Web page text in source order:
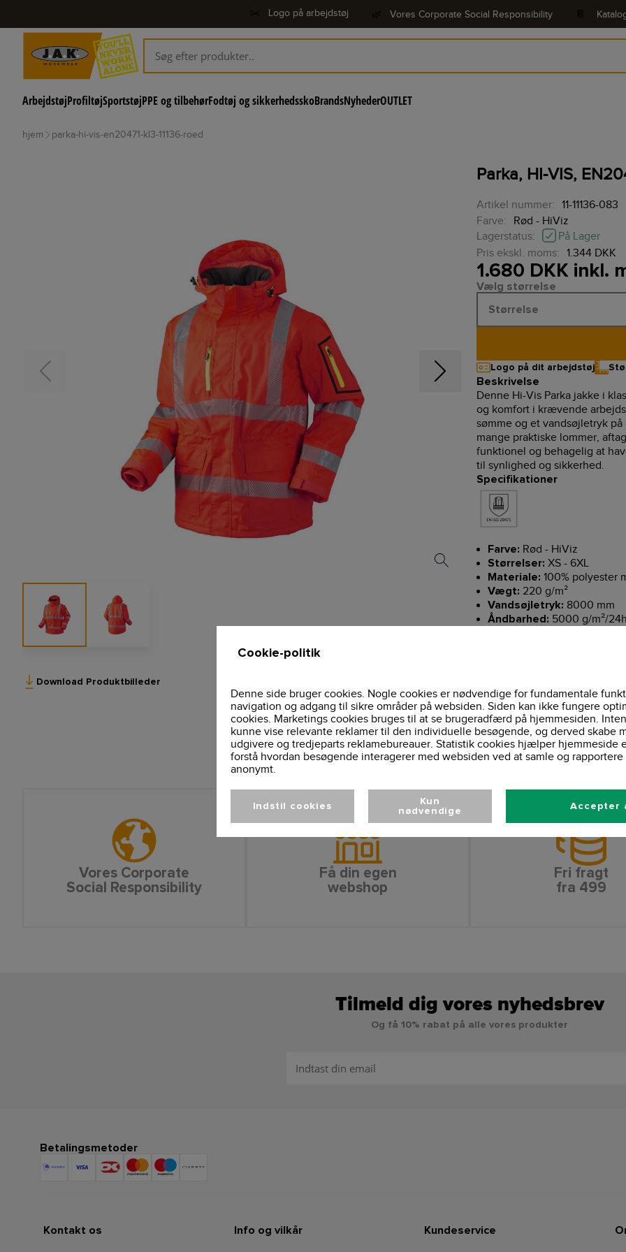
Logo på arbejdstøj Vores Corporate Social Responsibility
ArbejdstøjProfiltøjSportstøjPPE og tilbehørFodtøj og sikkerhedsskoBrandsNyhederOUTLET
hjem parka-hi-vis-en20471-kl3-11136-roed
Cookie-politik
Denne side bruger cookies. Nogle cookies er nødvendige for fundamentale
navigation og adgang til sikre områder på websiden. Siden kan ikke fungere
cookies. Marketings cookies bruges til at se brugeradfærd på hjemmesiden.
kunne vise relevante reklamer til den individuelle besøgende, og derved skabe
udgivere og tredjeparts reklamebureauer. Statistik cookies hjælper hjemmeside
forstå hvordan besøgende interagerer med websiden ved at samle og
anonymt.
Indstil cookies
Kun
nødvendige
Accepter
Download Produktbilleder
Parka, HI-VIS,
Artikel nummer:
11-11136-083
Farve:
Rød - HiViz
Lagerstatus:
På Lager
Pris ekskl. moms:
1.344 DKK
1.680 DKK inkl.
Vælg størrelse
Størrelse
Logo på dit arbejdstøj
Beskrivelse
Denne Hi-Vis Parka jakke i
og komfort i krævende
sømme og et vandsøjletryk
mange praktiske lommer,
funktionel og behagelig at
til synlighed og sikkerhed.
Specifikationer
Farve: Rød - HiViz
Størrelser: XS - 6XL
Materiale: 100% polyester
Vægt: 220 g/m²
Vandsøjletryk: 8000 mm
Åndbarhed: 5000 g/m²/24h
1 bryst- og
Aftagelig
Certificering: EN ISO
Vaskeinformationer
Vores Corporate
Social Responsibility
Få din egen
webshop
Fri fragt
fra 499
Tilmeld dig vores nyhedsbrev
Og få 10% rabat på alle vores produkter
Betalingsmetoder
Kontakt os Info og vilkår Kundeservice